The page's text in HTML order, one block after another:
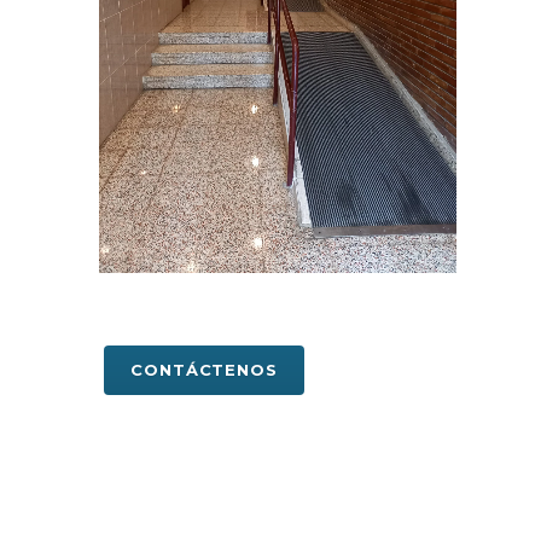
CONTÁCTENOS